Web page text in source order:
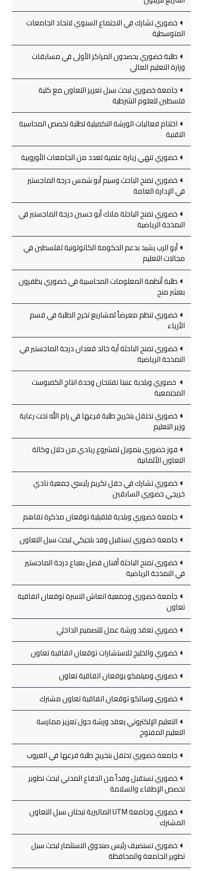
خضوري تشارك في الاجتماع السنوي لاتحاد الجامعات
المتوسطية
طلبة خضوري يحصدون المراكز الأولى في مسابقات
وزارة التعليم العالي
جامعة خضوري تبحث سبل تعزيز التعاون مع كلية
فلسطين للعلوم الشرطية
اختتام فعاليات الورشة التكميلية لطلبة تخصص المحاسبة
التقنية
خضوري تنهي زيارة علمية لعدد من الجامعات الأوروبية
خضوري تمنح الباحث وسيم أبو شمس درجة الماجستير
في الإدارة العامة
خضوري تمنح الباحثة ملاك أبو حسين درجة الماجستير في
النمذجة الرياضية
أبو الرب يشيد بدعم الحكومة الكاتولونية لفلسطين في
مجالات التعليم
طلبة أنظمة المعلومات المحاسبية في خضوري يظفرون
بعشر منح
خضوري تنظم معرضاً لمشاريع تخرج الطلبة في قسم
الأزياء
خضوري تمنح الباحثة أية خالد قعدان درجة الماجستير في
النمذجة الرياضية
خضوري وبلدية عنبتا تفتتحان وحدة انتاج الكمبوست
المجتمعية
خضوري تحتفل بتخريج طلبة فرعها في رام الله تحت رعاية
وزير التعليم
فوز خضوري بتمويل لمشروع ريادي من خلال وكالة
التعاون الألمانية
خضوري تشارك في حفل تكريم رئيسي جمعية نادي
خريجي خضوري السابقين
جامعة خضوري وبلدية قلقيلية توقعان مذكرة تفاهم
جامعة خضوري تستقبل وفد بلجيكي لبحث سبل التعاون
خضوري تمنح الباحثة أفنان فضل بعباع درجة الماجستير
في النمذجة الرياضية
جامعة خضوري وجمعية انعاش الاسرة توقعان اتفاقية
تعاون
خضوري تعقد ورشة عمل للتصميم الداخلي
خضوري والخليج للاستشارات توقعان اتفاقية تعاون
خضوري وميلمكو يوقعان اتفاقية تعاون
خضوري وساتكو توقعان اتفاقية تعاون مشترك
التعليم الإلكتروني يعقد ورشة حول تعزيز ممارسة
التعليم المفتوح
جامعة خضوري تحتفل بتخريج طلبة فرعها في العروب
خضوري تستقبل وفداً من الدفاع المدني لبحث تطوير
تخصص الإطفاء والسلامة
خضوري وجامعة UTM الماليزية تبحثان سبل التعاون
المشترك
خضوري تستضيف رئيس صندوق الاستثمار لبحث سبل
تطوير الجامعة والمحافظة